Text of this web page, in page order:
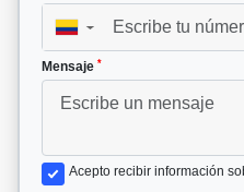
▼
Mensaje *
Acepto recibir información